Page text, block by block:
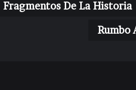
Fragmentos De La Historia
Rumbo